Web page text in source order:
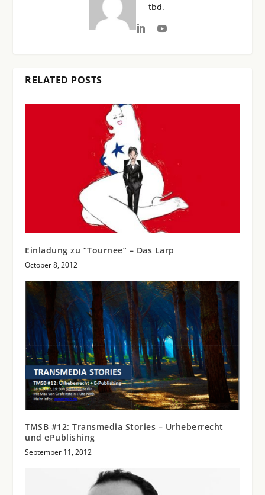
tbd.
RELATED POSTS
Einladung zu “Tournee” – Das Larp
October 8, 2012
TMSB #12: Transmedia Stories – Urheberrecht
und ePublishing
September 11, 2012